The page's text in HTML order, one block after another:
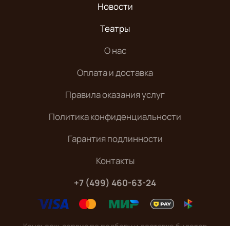
Новости
Театры
О нас
Оплата и доставка
Правила оказания услуг
Политика конфиденциальности
Гарантия подлинности
Контакты
+7 (499) 460-63-24